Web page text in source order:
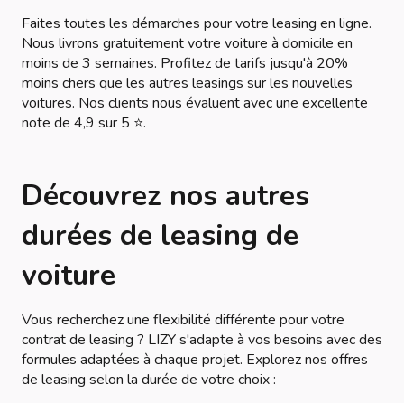
Faites toutes les démarches pour votre leasing en ligne.
Nous livrons gratuitement votre voiture à domicile en
moins de 3 semaines. Profitez de tarifs jusqu'à 20%
moins chers que les autres leasings sur les nouvelles
voitures. Nos clients nous évaluent avec une excellente
note de 4,9 sur 5 ⭐.
Découvrez nos autres
durées de leasing de
voiture
Vous recherchez une flexibilité différente pour votre
contrat de leasing ? LIZY s'adapte à vos besoins avec des
formules adaptées à chaque projet. Explorez nos offres
de leasing selon la durée de votre choix :